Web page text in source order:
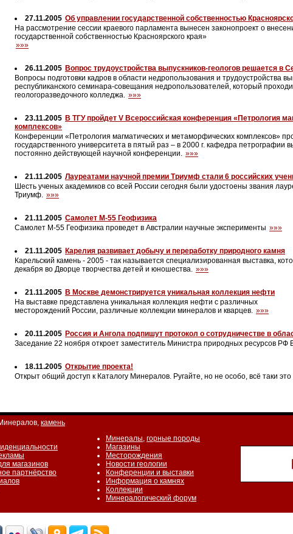
27.11.2005 Об управлении государственной собственностью
На рассмотрение сессии краевого парламента вынесен законопроект о
государственной собственностью Красноярского края»
»»»
26.11.2005 Вопрос трудоустройства выпускников-геологов решается в
Вопросы подготовки кадров в области недропользования и трудоустройства
республиканского семинара-совещания недропользователей, который
геологоразведочного колледжа. »»»
23.11.2005 В ТГУ пройдет V Всероссийская конференция «Петрология
комплексов»
Конференции «Петрология магматических и метаморфических комплексов»
государственного университета в пятый раз – в 2000 г. кафедра петрографии
постоянно действующей научной конференции. »»»
21.11.2005 Лауреатами научной премии Триумф стали 6 российских
Шесть ученых академиков со всей России сегодня были удостоены звания
Триумф. »»»
21.11.2005 Самолет М-55 Геофизика
Самолет М-55 Геофизика проведет в Австралии научные эксперименты »»»
21.11.2005 Карелия развивает добычу и переработку природного камня
Карельский камень - 2005 - так называется специализированная выставка,
декабря во Дворце творчества детей и юношества. »»»
21.11.2005 В Москве демонстрируется уникальная коллекция нефти
На выставке представлена уникальная коллекция нефти с различных
месторождений России, различные коллекции минералов и кварцев. »»»
20.11.2005 Россия и Ангола подпишут протокол о сотрудничестве в
Заседание 22 ноября откроет заместитель Министра природных ресурсов РФ
18.11.2005 Открытие проекта!
Открыт общий доступ к Каталогу Минералов. Ругайте, но не особо, всё таки это
камень
магазинов
партнёрство
Минералы, горные породы
Магазины
Месторождения
Новости геологии
Конференции и выставки
Информация о камнях
Коллекции
Минералогический форум